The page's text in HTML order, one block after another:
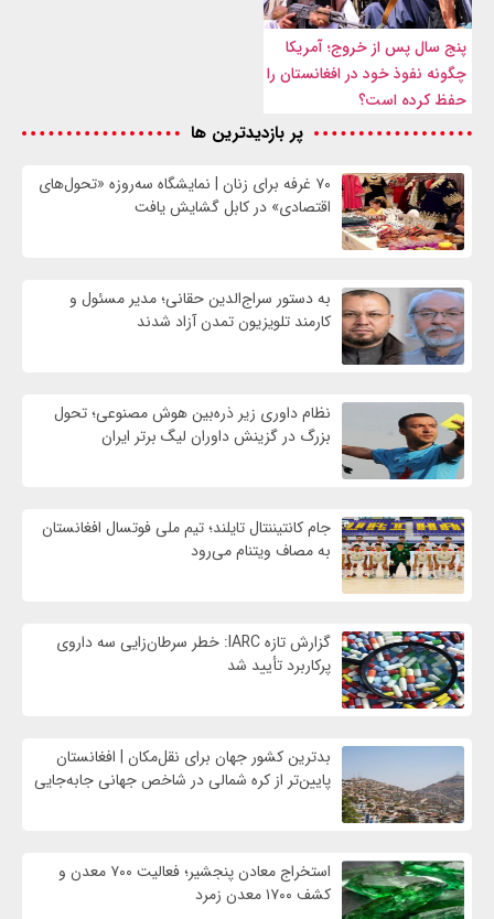
پنج سال پس از خروج؛ آمریکا
چگونه نفوذ خود در افغانستان را
حفظ کرده است؟
پر بازدیدترین ها
۷۰ غرفه برای زنان | نمایشگاه سه‌روزه «تحول‌های
اقتصادی» در کابل گشایش یافت
به دستور سراج‌الدین حقانی؛ مدیر مسئول و
کارمند تلویزیون تمدن آزاد شدند
نظام داوری زیر ذره‌بین هوش مصنوعی؛ تحول
بزرگ در گزینش داوران لیگ برتر ایران
جام کانتیننتال تایلند؛ تیم ملی فوتسال افغانستان
به مصاف ویتنام می‌رود
گزارش تازه IARC: خطر سرطان‌زایی سه داروی
پرکاربرد تأیید شد
بدترین کشور جهان برای نقل‌مکان | افغانستان
پایین‌تر از کره شمالی در شاخص جهانی جابه‌جایی
استخراج معادن پنجشیر؛ فعالیت ۷۰۰ معدن و
کشف ۱۷۰۰ معدن زمرد